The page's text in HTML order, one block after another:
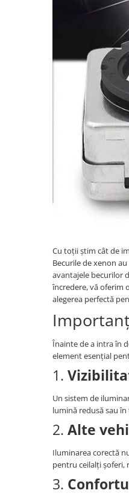
Dopuri anulare clapete
Garnituri galerie admisie
Kit reparatie faruri
Produse cu discount de
Cu toții știm cât de
Becurile de xenon
avantajele becurilor
încredere, vă oferim
alegerea perfectă
Înainte de a intra în
element esențial
1.
Un sistem de
lumină redusă sau
2. Alte
Iluminarea corectă
pentru ceilalți șoferi,
3.